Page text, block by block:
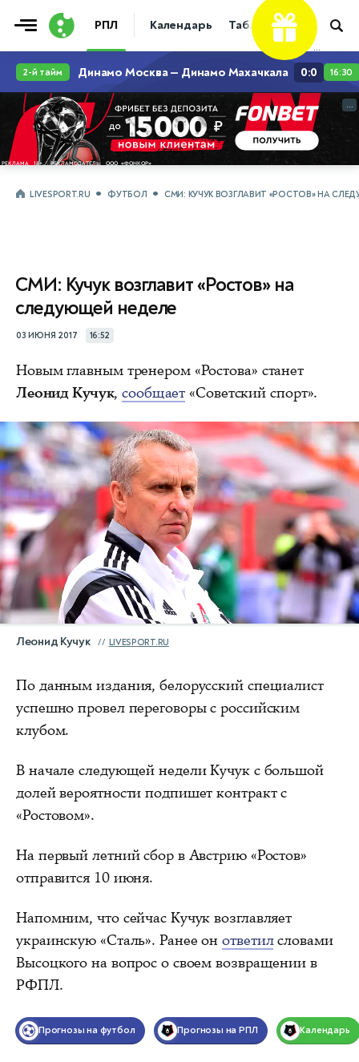
РПЛ Календарь Таблица Прогнозы
...
...
LIVESPORT.RU ФУТБОЛ СМИ: КУЧУК ВОЗГЛАВИТ «РОСТОВ» НА
СМИ: Кучук возглавит «Ростов» на
следующей неделе
03 ИЮНЯ 2017 16:52
Новым главным тренером «Ростова» станет
Леонид Кучук,сообщает «Советский спорт».
Леонид Кучук LIVESPORT.RU
По данным издания, белорусский специалист
успешно провел переговоры с российским
клубом.
В начале следующей недели Кучук с большой
долей вероятности подпишет контракт с
«Ростовом».
На первый летний сбор в Австрию «Ростов»
отправится 10 июня.
Напомним, что сейчас Кучук возглавляет
украинскую «Сталь». Ранее онответилсловами
Высоцкого на вопрос о своем возвращении в
РФПЛ.
Прогнозы на футбол Прогнозы на РПЛ Календарь